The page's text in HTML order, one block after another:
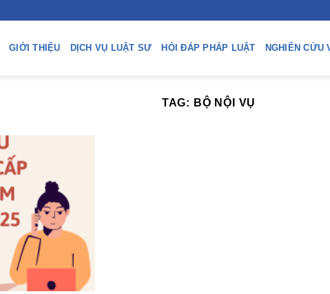
GIỚI THIỆU DỊCH VỤ LUẬT SƯ HỎI ĐÁP PHÁP LUẬT NGHIÊN CỨU
TAG: BỘ NỘI VỤ